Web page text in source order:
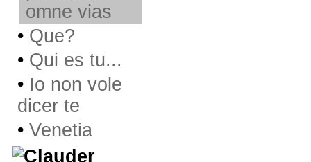
omne vias
• Que?
• Qui es tu...
• Io non vole
dicer te
• Venetia